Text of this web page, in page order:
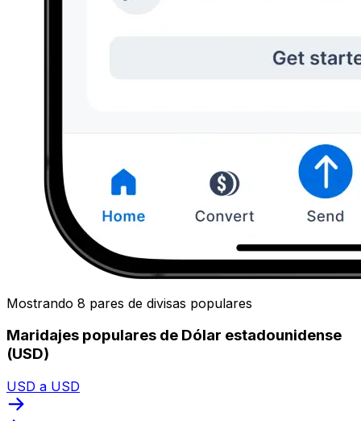
Mostrando 8 pares de divisas populares
Maridajes populares de Dólar estadounidense
(USD)
USD a USD